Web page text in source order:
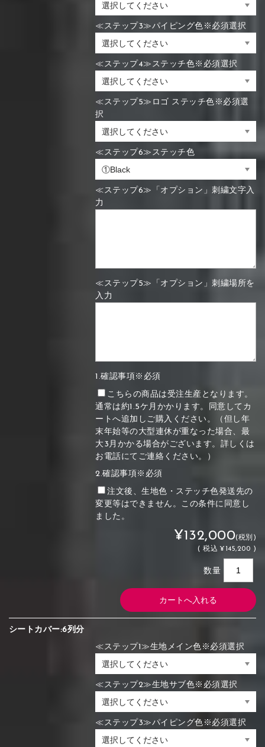
≪ステップ3≫パイピング色※必須選択
≪ステップ4≫ステッチ色※必須選択
≪ステップ5≫ロゴ ステッチ色※必須選
択
≪ステップ6≫ステッチ色
≪ステップ6≫「オプション」刺繍文字入
力
≪ステップ5≫「オプション」刺繍場所を
入力
1.確認事項※必須
こちらの商品は受注生産となります。
通常は約1.5ケ月かかります。同意してカ
ートへ追加しご購入ください。（但し年
末年始等の大型連休が重なった場合、最
大3月かかる場合がございます。詳しくは
お電話にてご連絡ください。）
2.確認事項※必須
注文後、生地色・ステッチ色発送先の
変更等はできません。この条件に同意し
ました。
¥132,000(税別)
(税込 ¥145,200 )
数量
シートカバー:6列分
≪ステップ1≫生地メイン色※必須選択
≪ステップ2≫生地サブ色※必須選択
≪ステップ3≫パイピング色※必須選択